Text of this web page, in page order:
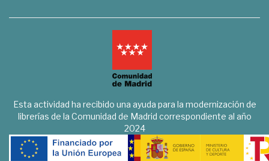
Esta actividad ha recibido una ayuda para la modernización de
librerías de la Comunidad de Madrid correspondiente al año
2024